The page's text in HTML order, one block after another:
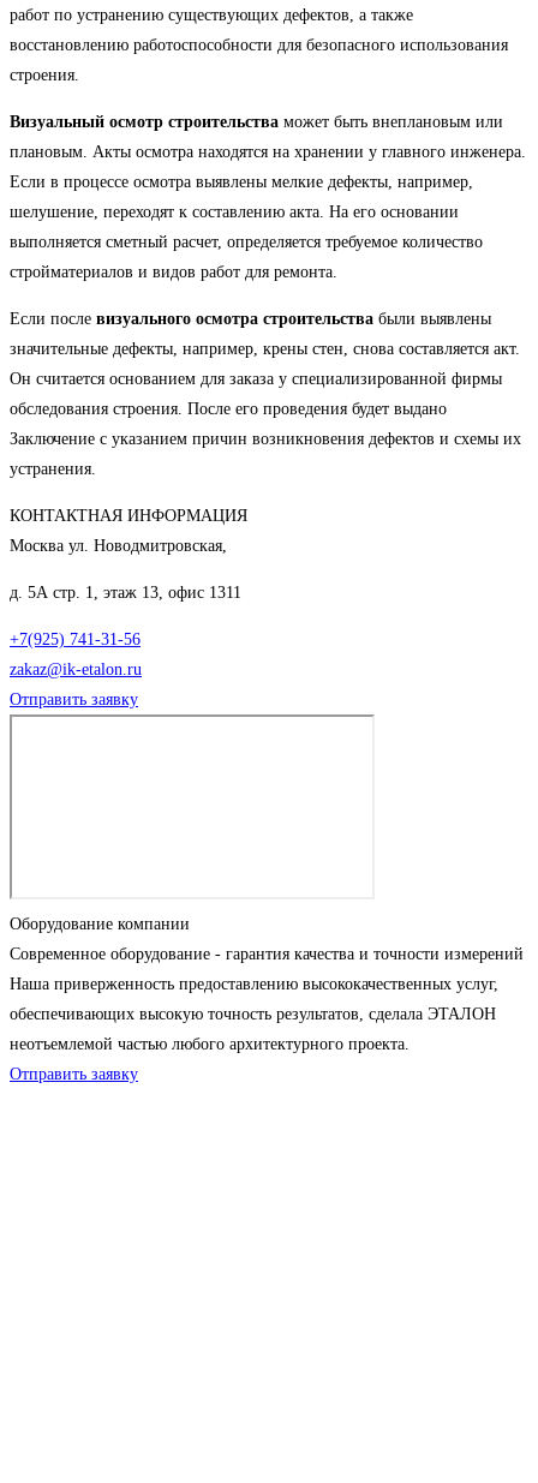
работ по устранению существующих дефектов, а также
восстановлению работоспособности для безопасного использования
строения.
Визуальный осмотр строительства может быть внеплановым или
плановым. Акты осмотра находятся на хранении у главного инженера.
Если в процессе осмотра выявлены мелкие дефекты, например,
шелушение, переходят к составлению акта. На его основании
выполняется сметный расчет, определяется требуемое количество
стройматериалов и видов работ для ремонта.
Если после визуального осмотра строительства были выявлены
значительные дефекты, например, крены стен, снова составляется акт.
Он считается основанием для заказа у специализированной фирмы
обследования строения. После его проведения будет выдано
Заключение с указанием причин возникновения дефектов и схемы их
устранения.
КОНТАКТНАЯ ИНФОРМАЦИЯ
Москва ул. Новодмитровская,
д. 5А стр. 1, этаж 13, офис 1311
+7(925) 741-31-56
zakaz@ik-etalon.ru
Отправить заявку
Оборудование компании
Современное оборудование - гарантия качества и точности измерений
Наша приверженность предоставлению высококачественных услуг,
обеспечивающих высокую точность результатов, сделала ЭТАЛОН
неотъемлемой частью любого архитектурного проекта.
Отправить заявку